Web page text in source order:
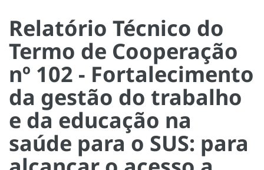
Relatório Técnico do
Termo de Cooperação
nº 102 - Fortalecimento
da gestão do trabalho
e da educação na
saúde para o SUS: para